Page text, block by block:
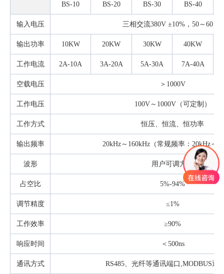
BS-10 BS-20 BS-30 BS-40
输入电压 三相交流380V ±10%，50～60 Hz
输出功率 10KW 20KW 30KW 40KW
工作电流 2A-10A 3A-20A 5A-30A 7A-40A
空载电压 ＞1000V
工作电压 100V～1000V（可定制）
工作方式 恒压、恒流、恒功率
输出频率 20kHz～160kHz（常规频率： 20kHz～
波形 用户可调方波
占空比 5%-94%
调节精度 ≤1%
工作效率 ≥90%
响应时间 ＜500ns
通讯方式 RS485、光纤等通讯端口,MODBUS通